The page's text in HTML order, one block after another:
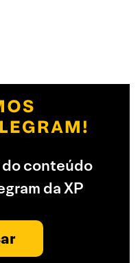
do conteúdo
da XP